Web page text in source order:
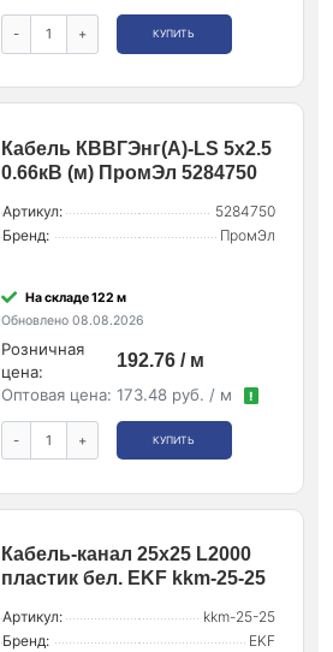
- + КУПИТЬ
Кабель КВВГЭнг(А)-LS 5х2.5
0.66кВ (м) ПромЭл 5284750
Артикул:
5284750
Бренд:
ПромЭл
На складе 122 м
Обновлено 08.08.2026
Розничная
цена:
192.76 / м
Оптовая цена: 173.48 руб. / м !
- + КУПИТЬ
Кабель-канал 25х25 L2000
пластик бел. EKF kkm-25-25
Артикул:
kkm-25-25
Бренд:
EKF